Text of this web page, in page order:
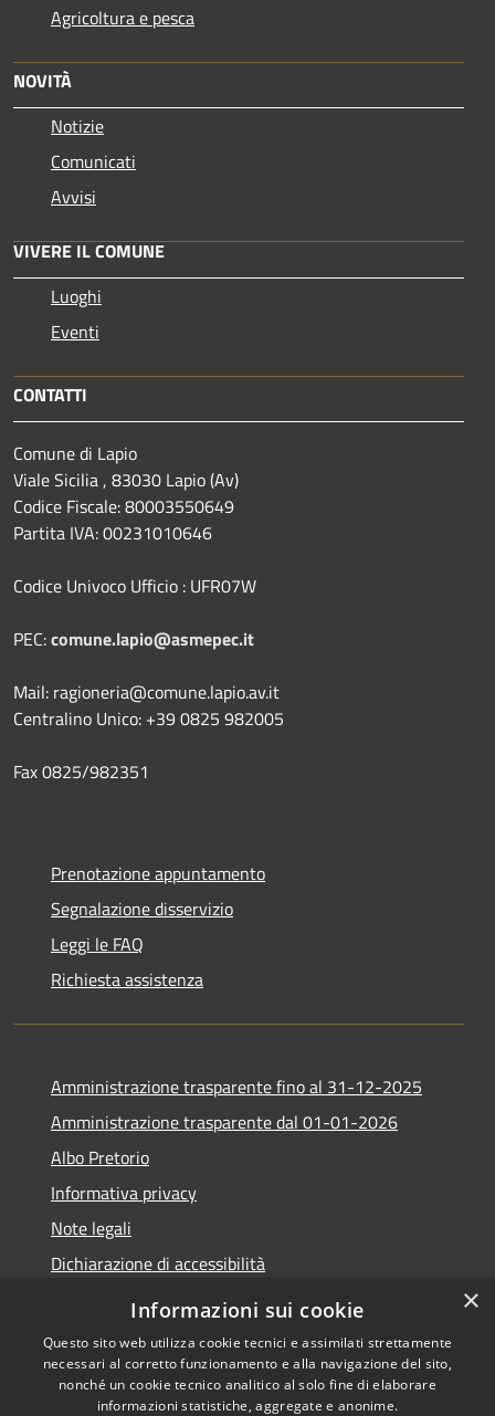
Agricoltura e pesca
NOVITÀ
Notizie
Comunicati
Avvisi
VIVERE IL COMUNE
Luoghi
Eventi
CONTATTI
Comune di Lapio
Viale Sicilia , 83030 Lapio (Av)
Codice Fiscale: 80003550649
Partita IVA: 00231010646
Codice Univoco Ufficio : UFR07W
PEC:comune.lapio@asmepec.it
Mail: ragioneria@comune.lapio.av.it
Centralino Unico: +39 0825 982005
Fax 0825/982351
Prenotazione appuntamento
Segnalazione disservizio
Leggi le FAQ
Richiesta assistenza
Amministrazione trasparente fino al 31-12-2025
Amministrazione trasparente dal 01-01-2026
Albo Pretorio
Informativa privacy
Note legali
Dichiarazione di accessibilità
RSS
Accessibilità
Copyright © 2026 • Comune di
Lapio • Powered by
×
Informazioni sui cookie
Questo sito web utilizza cookie tecnici e assimilati strettamente
necessari al corretto funzionamento e alla navigazione del sito,
nonché un cookie tecnico analitico al solo fine di elaborare
informazioni statistiche, aggregate e anonime.